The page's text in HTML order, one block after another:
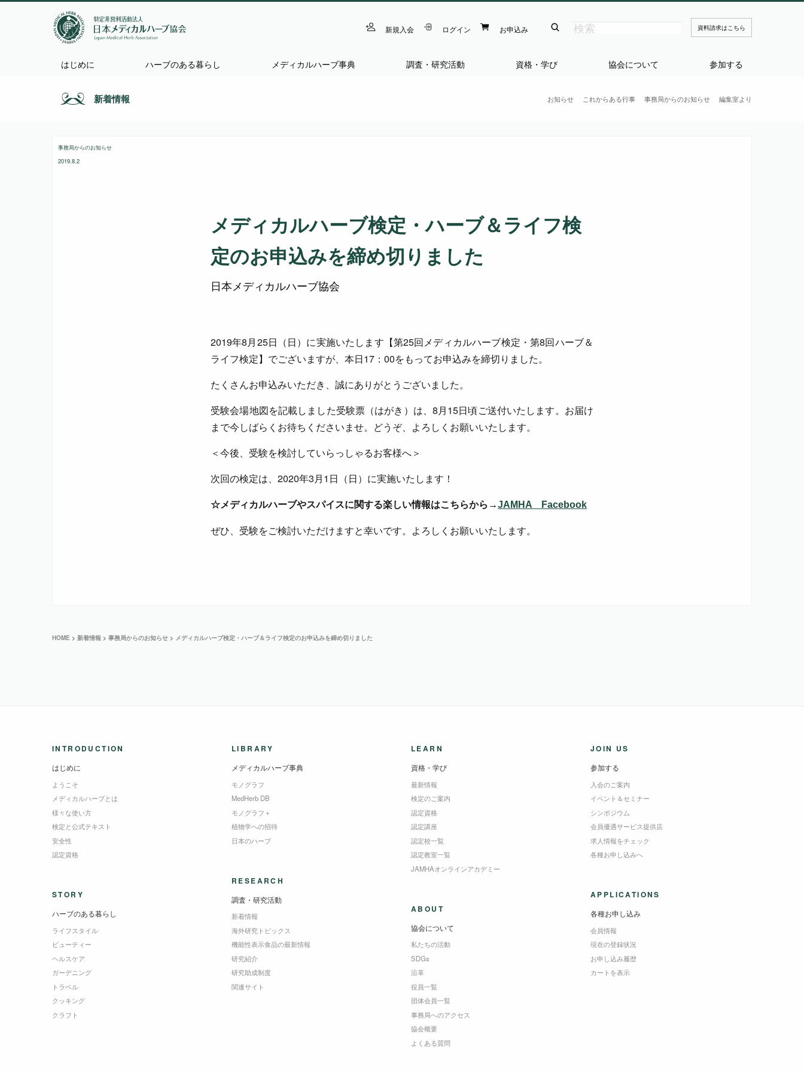
新規入会 ログイン お申込み 資料請求はこちら
はじめに ハーブのある暮らし メディカルハーブ事典 調査・研究活動 資格・学び 協会について 参加する
新着情報 お知らせ これからある行事 事務局からのお知らせ 編集室より
事務局からのお知らせ
2019.8.2
メディカルハーブ検定・ハーブ＆ライフ検
定のお申込みを締め切りました
日本メディカルハーブ協会
2019年8月25日（日）に実施いたします【第25回メディカルハーブ検定・第8回ハーブ＆
ライフ検定】でございますが、本日17：00をもってお申込みを締切りました。
たくさんお申込みいただき、誠にありがとうございました。
受験会場地図を記載しました受験票（はがき）は、8月15日頃ご送付いたします。お届け
まで今しばらくお待ちくださいませ。どうぞ、よろしくお願いいたします。
＜今後、受験を検討していらっしゃるお客様へ＞
次回の検定は、2020年3月1日（日）に実施いたします！
☆メディカルハーブやスパイスに関する楽しい情報はこちらから→JAMHA Facebook
ぜひ、受験をご検討いただけますと幸いです。よろしくお願いいたします。
HOME > 新着情報 > 事務局からのお知らせ > メディカルハーブ検定・ハーブ＆ライフ検定のお申込みを締め切りました
INTRODUCTION
はじめに
ようこそ
メディカルハーブとは
様々な使い方
検定と公式テキスト
安全性
認定資格
STORY
ハーブのある暮らし
ライフスタイル
ビューティー
ヘルスケア
ガーデニング
トラベル
クッキング
クラフト
LIBRARY
メディカルハーブ事典
モノグラフ
MedHerb DB
モノグラフ＋
植物学への招待
日本のハーブ
RESEARCH
調査・研究活動
新着情報
海外研究トピックス
機能性表示食品の最新情報
研究紹介
研究助成制度
関連サイト
LEARN
資格・学び
最新情報
検定のご案内
認定資格
認定講座
認定校一覧
認定教室一覧
JAMHAオンラインアカデミー
ABOUT
協会について
私たちの活動
SDGs
沿革
役員一覧
団体会員一覧
事務局へのアクセス
協会概要
よくある質問
JOIN US
参加する
入会のご案内
イベント＆セミナー
シンポジウム
会員優遇サービス提供店
求人情報をチェック
各種お申し込みへ
APPLICATIONS
各種お申し込み
会員情報
現在の登録状況
お申し込み履歴
カートを表示